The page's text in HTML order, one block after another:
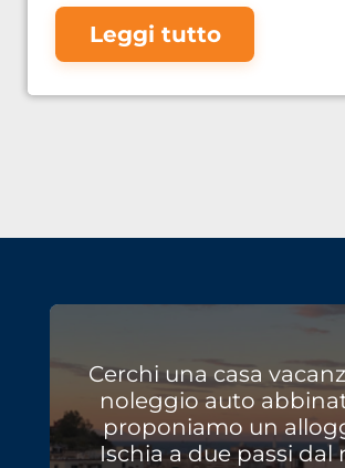
Leggi tutto
Cerchi una casa
noleggio auto
proponiamo un
Ischia a due passi dal